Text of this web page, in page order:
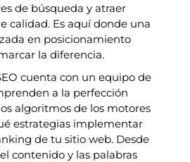
de búsqueda y atraer
calidad. Es aquí donde una
en posicionamiento
la diferencia.
cuenta con un equipo de
a la perfección
algoritmos de los motores
estrategias implementar
de tu sitio web. Desde
contenido y las palabras